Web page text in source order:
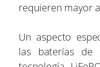
requieren mayor
Un aspecto
las baterías de